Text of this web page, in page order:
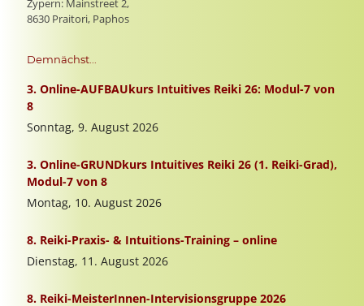
Zypern: Mainstreet 2,
8630 Praitori, Paphos
Demnächst...